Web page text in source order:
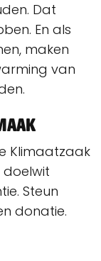
Dat
En als
maken
van
Klimaatzaak
doelwit
Steun
donatie.